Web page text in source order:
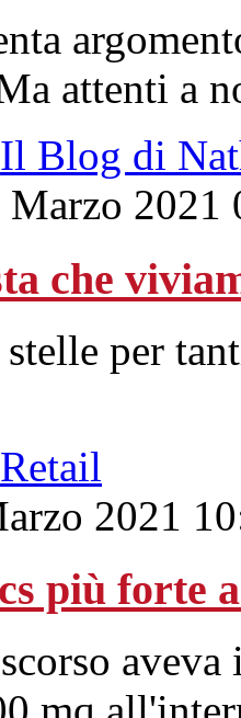
attenti a
Il Blog di
2021
che
stelle per
Retail
2021
più forte